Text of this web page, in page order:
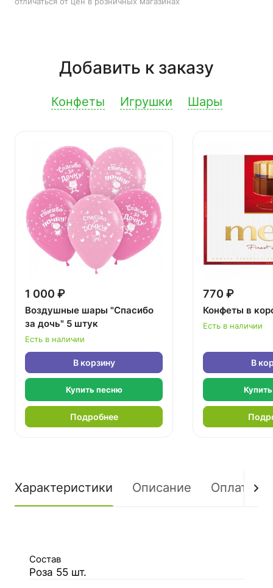
Добавить к заказу
Конфеты Игрушки Шары
1 000 ₽
Воздушные шары "Спасибо
за дочь" 5 штук
Есть в наличии
В корзину
Купить песню
Подробнее
770 ₽
Конфеты в
Есть в наличии
В
Характеристики Описание Оплата
Состав
Роза 55 шт.